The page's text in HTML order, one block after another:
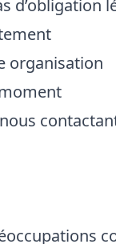
d’obligation
organisation